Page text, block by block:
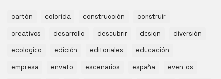
cartón colorida construcción
construir
creativos
desarrollo descubrir design
diversión
ecologico
edición editoriales
educación
empresa
envato escenarios españa
eventos